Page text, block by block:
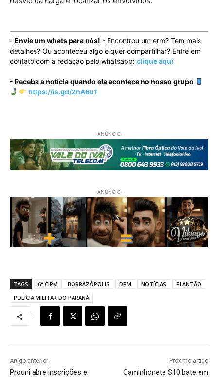
- Envie um whats para nós! - Encontrou um erro? Tem mais
detalhes? Ou aconteceu algo e quer compartilhar? Entre em
contato com a redação pelo whatsapp: clique aqui
- Receba a notícia quando ela acontece no nosso grupo
https://is.gd/2nA6u1
- ANÚNCIO -
- ANÚNCIO -
TAGS 6ª CIPM BORRAZÓPOLIS DPM NOTÍCIAS
PLANTÃO
POLÍCIA MILITAR DO PARANÁ
Artigo anterior
Prouni abre inscrições e
Próximo artigo
Caminhonete S10 bate em